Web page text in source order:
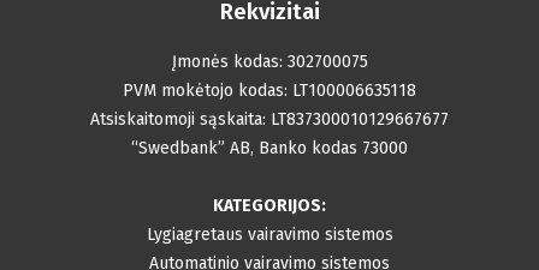
Rekvizitai
Įmonės kodas: 302700075
PVM mokėtojo kodas: LT100006635118
Atsiskaitomoji sąskaita: LT837300010129667677
“Swedbank” AB, Banko kodas 73000
KATEGORIJOS:
Lygiagretaus vairavimo sistemos
Automatinio vairavimo sistemos